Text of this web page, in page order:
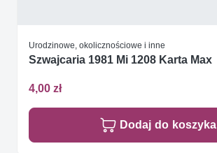
Urodzinowe, okolicznościowe i inne
Szwajcaria 1981 Mi 1208 Karta Max
4,00 zł
Dodaj do koszyka